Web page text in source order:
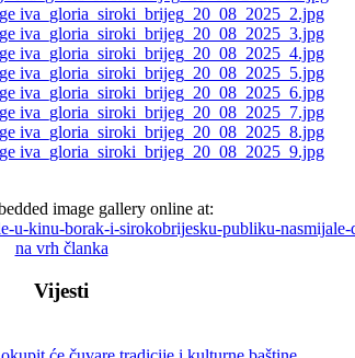
image gallery online at:
kinu-borak-i-sirokobrijesku-publiku-nasmijale-
na vrh članka
Vijesti